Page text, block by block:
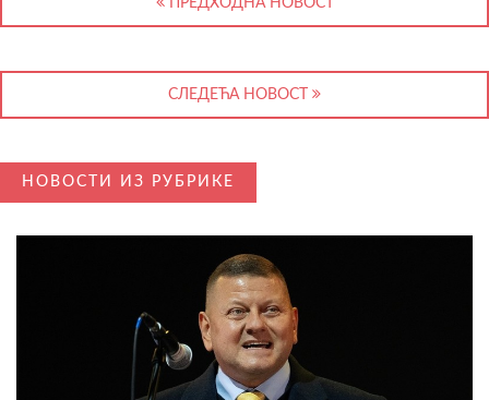
ПРЕДХОДНА НОВОСТ
СЛЕДЕЋА НОВОСТ
НОВОСТИ ИЗ РУБРИКЕ